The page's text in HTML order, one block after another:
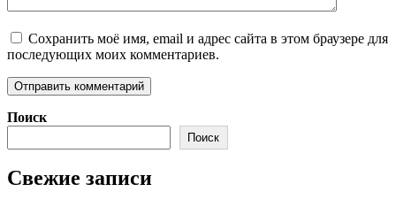
Сохранить моё имя, email и адрес сайта в этом браузере для
последующих моих комментариев.
Поиск
Поиск
Свежие записи